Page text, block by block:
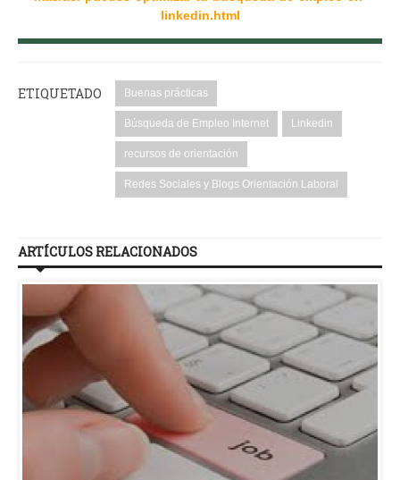
linkedin.html
ETIQUETADO Buenas prácticas
Búsqueda de Empleo Internet Linkedin
recursos de orientación
Redes Sociales y Blogs Orientación Laboral
ARTÍCULOS RELACIONADOS